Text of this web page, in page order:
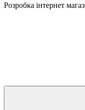
Розробка інтернет